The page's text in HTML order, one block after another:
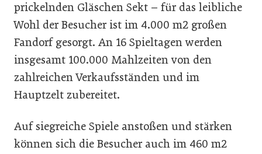
prickelnden Gläschen Sekt – für das leibliche
Wohl der Besucher ist im 4.000 m2 großen
Fandorf gesorgt. An 16 Spieltagen werden
insgesamt 100.000 Mahlzeiten von den
zahlreichen Verkaufsständen und im
Hauptzelt zubereitet.
Auf siegreiche Spiele anstoßen und stärken
können sich die Besucher auch im 460 m2